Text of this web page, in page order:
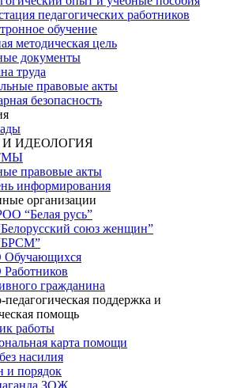
педагогических работников
обучение
методическая цель
документы
труда
правовые акты
безопасность
ИДЕОЛОГИЯ
правовые акты
информирования
организации
“Белая русь”
союз женщин”
гражданина
поддержка и
помощь
работы
карта помощи
насилия
и порядок
ЗОЖ